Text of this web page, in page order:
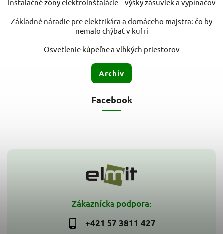
Zákaznícka podpora:
+421 57 3811 427
Inštalačné zóny elektroinštalácie – výšky zásuviek a vypínačov
Základné náradie pre elektrikára a domáceho majstra: čo by
nemalo chýbať v kufri
Osvetlenie kúpeľne a vlhkých priestorov
Archív
Facebook